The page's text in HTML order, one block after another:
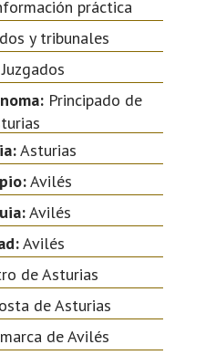
práctica
y tribunales
Juzgados
Principado de
Asturias
Avilés
Avilés
Avilés
de Asturias
de Asturias
de Avilés